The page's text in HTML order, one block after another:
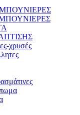
χρυσές